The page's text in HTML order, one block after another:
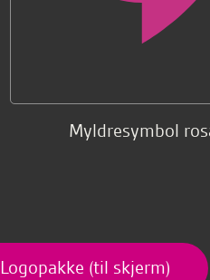
Myldresymbol
Logopakke (til skjerm)